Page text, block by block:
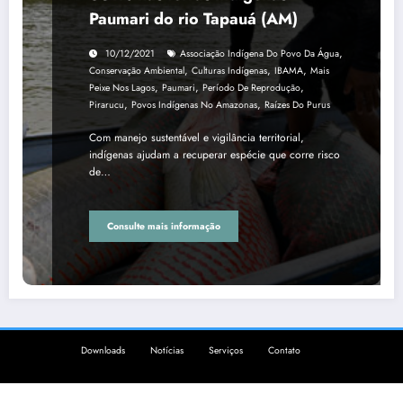
Paumari do rio Tapauá (AM)
10/12/2021 Associação Indígena Do Povo Da Água,
Conservação Ambiental, Culturas Indígenas, IBAMA, Mais
Peixe Nos Lagos, Paumari, Período De Reprodução,
Pirarucu, Povos Indígenas No Amazonas, Raízes Do Purus
Com manejo sustentável e vigilância territorial,
indígenas ajudam a recuperar espécie que corre risco
de…
Consulte mais informação
Downloads Notícias Serviços Contato